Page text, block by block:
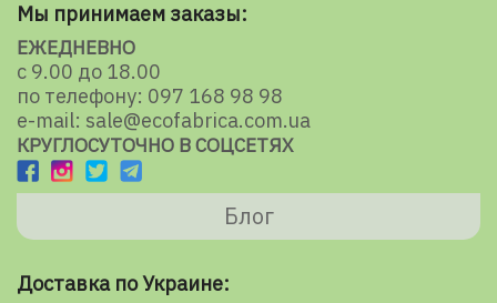
Мы принимаем заказы:
ЕЖЕДНЕВНО
с 9.00 до 18.00
по телефону: 097 168 98 98
e-mail: sale@ecofabrica.com.ua
КРУГЛОСУТОЧНО В СОЦСЕТЯХ
Блог
Доставка по Украине: